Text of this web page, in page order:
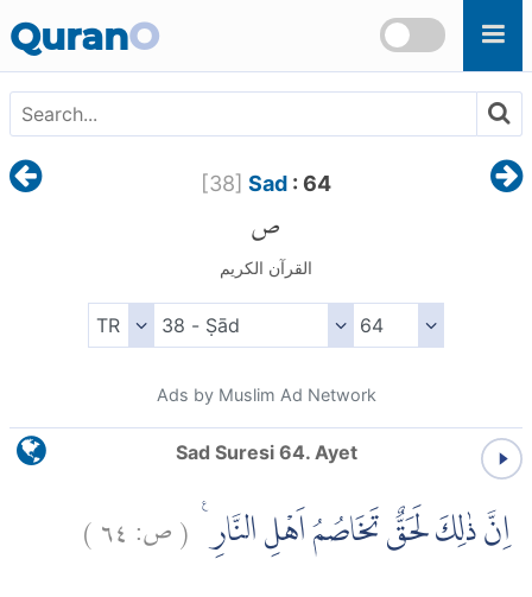
QuranO
[38] Sad: 64
ص
القرآن الكريم
Ads by Muslim Ad Network
Sad Suresi 64. Ayet
اِنَّ ذٰلِكَ لَحَقٌّ تَخَاصُمُ اَهْلِ النَّارِ ࣖ (ص: ٦٤)